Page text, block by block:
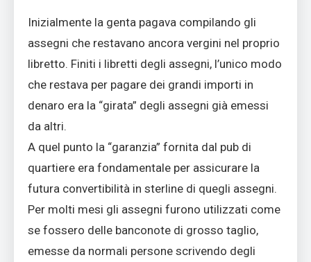
Inizialmente la genta pagava compilando gli
assegni che restavano ancora vergini nel proprio
libretto. Finiti i libretti degli assegni, l’unico modo
che restava per pagare dei grandi importi in
denaro era la “girata” degli assegni già emessi
da altri.
A quel punto la “garanzia” fornita dal pub di
quartiere era fondamentale per assicurare la
futura convertibilità in sterline di quegli assegni.
Per molti mesi gli assegni furono utilizzati come
se fossero delle banconote di grosso taglio,
emesse da normali persone scrivendo degli